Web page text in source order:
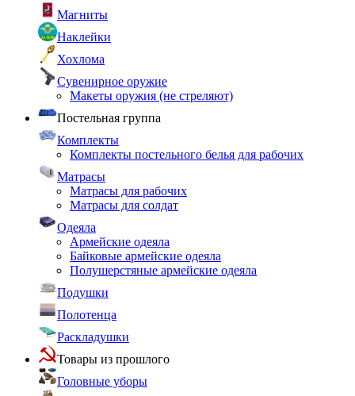
Магниты
Наклейки
Хохлома
Сувенирное оружие
Макеты оружия (не стреляют)
Постельная группа
Комплекты
Комплекты постельного белья для рабочих
Матрасы
Матрасы для рабочих
Матрасы для солдат
Одеяла
Армейские одеяла
Байковые армейские одеяла
Полушерстяные армейские одеяла
Подушки
Полотенца
Раскладушки
Товары из прошлого
Головные уборы